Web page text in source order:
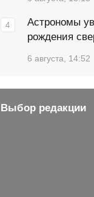
Астрономы
рождения
6 августа, 14:52
Выбор редакции